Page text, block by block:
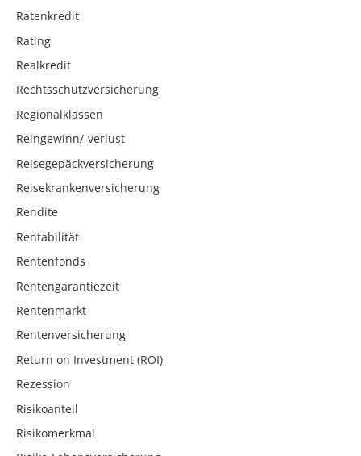
Ratenkredit
Rating
Realkredit
Rechtsschutzversicherung
Regionalklassen
Reingewinn/-verlust
Reisegepäckversicherung
Reisekrankenversicherung
Rendite
Rentabilität
Rentenfonds
Rentengarantiezeit
Rentenmarkt
Rentenversicherung
Return on Investment (ROI)
Rezession
Risikoanteil
Risikomerkmal